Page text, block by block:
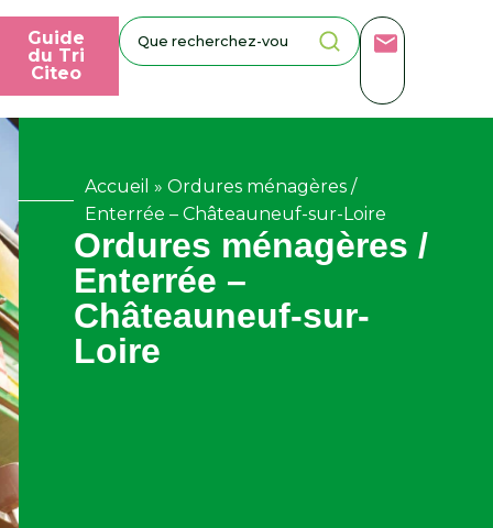
Guide
du Tri
Citeo
Accueil » Ordures ménagères /
Enterrée – Châteauneuf-sur-Loire
Ordures ménagères /
Enterrée –
Châteauneuf-sur-
Loire